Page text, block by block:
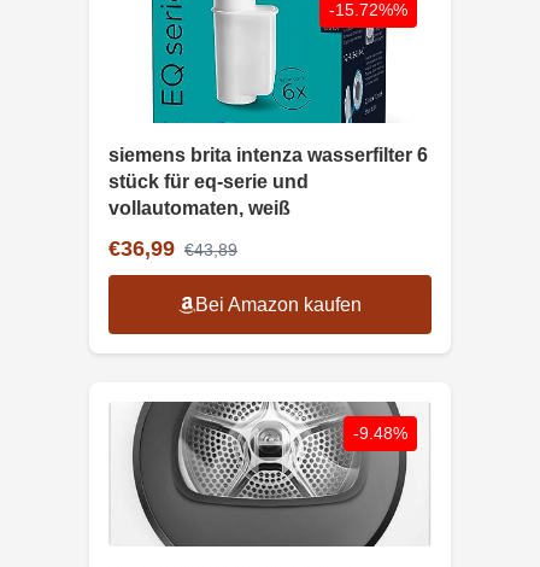
-15.72%%
siemens brita intenza wasserfilter 6
stück für eq-serie und
vollautomaten, weiß
€36,99 €43,89
Bei Amazon kaufen
-9.48%